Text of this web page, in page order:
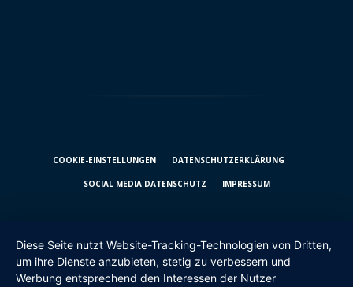
COOKIE-EINSTELLUNGEN DATENSCHUTZ­ERKLÄRUNG
SOCIAL MEDIA DATENSCHUTZ IMPRESSUM
Diese Seite nutzt Website-Tracking-Technologien von Dritten,
um ihre Dienste anzubieten, stetig zu verbessern und
Werbung entsprechend den Interessen der Nutzer